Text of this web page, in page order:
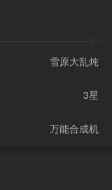
雪原大乱炖
3星
万能合成机